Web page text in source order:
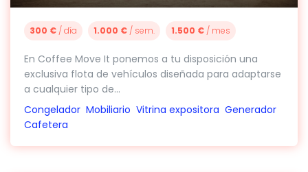
300 € / día 1.000 € / sem. 1.500 € / mes
En Coffee Move It ponemos a tu disposición una
exclusiva flota de vehículos diseñada para adaptarse
a cualquier tipo de...
Congelador Mobiliario Vitrina expositora Generador
Cafetera